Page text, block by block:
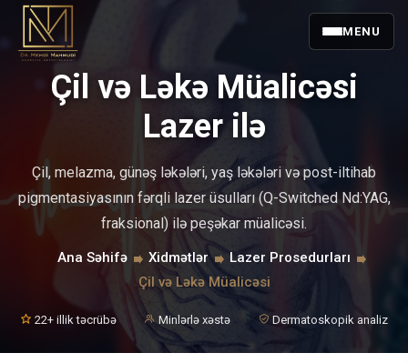
MENU
Çil və Ləkə Müalicəsi
Lazer ilə
Çil, melazma, günəş ləkələri, yaş ləkələri və post-iltihab
pigmentasiyasının fərqli lazer üsulları (Q-Switched Nd:YAG,
fraksional) ilə peşəkar müalicəsi.
Ana Səhifə Xidmətlər
Lazer Prosedurları
Çil və Ləkə Müalicəsi
22+ illik təcrübə Minlərlə xəstə Dermatoskopik analiz